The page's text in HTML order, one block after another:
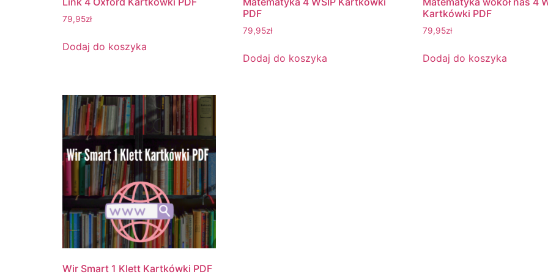
79,95zł
Dodaj do koszyka
PDF
79,95zł
Dodaj do koszyka
Kartkówki PDF
79,95zł
Dodaj do koszyka
Wir Smart 1 Klett Kartkówki PDF